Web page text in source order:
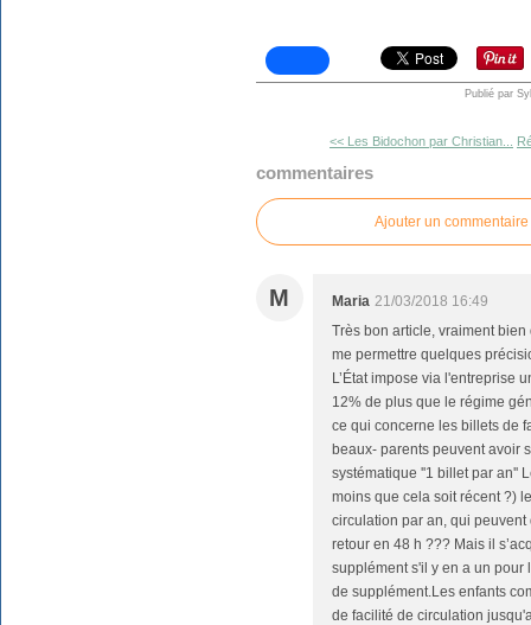
Publié par
<< Les Bidochon par Christian...
commentaires
Ajouter un commentaire
M Maria 21/03/2018 16:49
Très bon article, vraiment
me permettre quelques
L’État impose via l'entreprise
12% de plus que le régime
ce qui concerne les billets de
beaux- parents peuvent avoir
systématique ''1 billet par an''
moins que cela soit récent ?)
circulation par an, qui
retour en 48 h ??? Mais il
supplément s'il y en a un pour
de supplément.Les enfants
de facilité de circulation